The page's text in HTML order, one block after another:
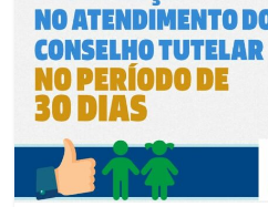
Prefeitura
Estância
Turística
Guaratinguetá